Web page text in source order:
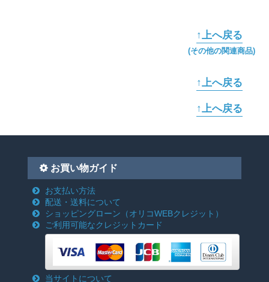
↑上へ戻る
(その他の関連商品)
↑上へ戻る
↑上へ戻る
お買い物ガイド
お支払い方法
配送・送料について
ショッピングローン （オリコWEBクレジット）
ご利用可能なクレジットカード
当サイトについて